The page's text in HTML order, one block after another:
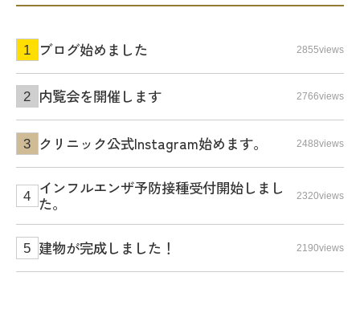
ブログ始めました 2855views
内覧会を開催します 2766views
クリニック公式Instagram始めます。 2488views
インフルエンザ予防接種受付開始しまし
た。
2320views
建物が完成しました！ 2190views